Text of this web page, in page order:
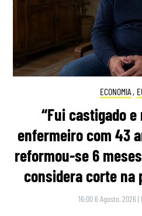
ECONOMIA ,
“Fui castigado e
enfermeiro com 43
reformou-se 6
considera corte na
16:00 6 Agosto, 2026 |